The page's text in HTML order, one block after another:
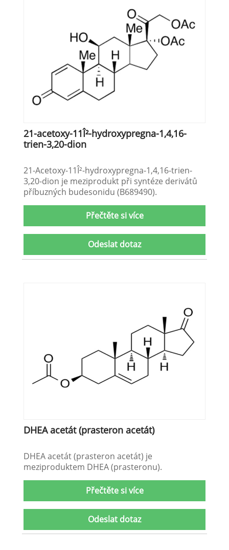
21-acetoxy-11Î²-hydroxypregna-1,4,16-
trien-3,20-dion
21-Acetoxy-11Î²-hydroxypregna-1,4,16-trien-
3,20-dion je meziprodukt při syntéze derivátů
příbuzných budesonidu (B689490).
Přečtěte si více
Odeslat dotaz
DHEA acetát (prasteron acetát)
DHEA acetát (prasteron acetát) je
meziproduktem DHEA (prasteronu).
Přečtěte si více
Odeslat dotaz